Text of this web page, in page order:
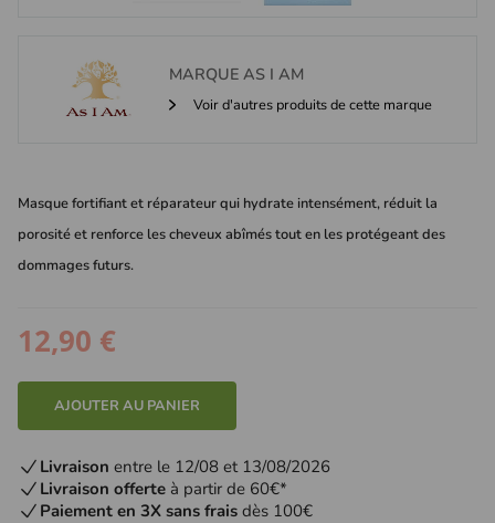
MARQUEAS I AM
Voir d'autres produits de cette marque
Masque fortifiant et réparateur qui hydrate intensément, réduit la
porosité et renforce les cheveux abîmés tout en les protégeant des
dommages futurs.
12,90 €
AJOUTER AU PANIER
Livraison entre le 12/08 et 13/08/2026
Livraison offerte à partir de 60€*
Paiement en 3X sans frais dès 100€